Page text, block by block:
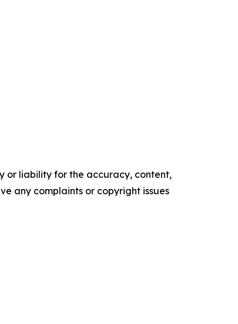
or liability for the accuracy, content,
any complaints or copyright issues